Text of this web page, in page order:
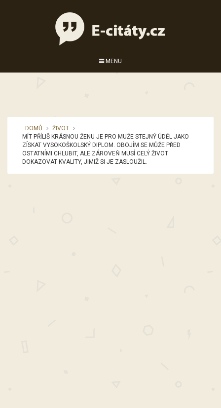
MENU
DOMŮ
ŽIVOT
MÍT PŘÍLIŠ KRÁSNOU ŽENU JE PRO MUŽE STEJNÝ ÚDĚL JAKO
ZÍSKAT VYSOKOŠKOLSKÝ DIPLOM. OBOJÍM SE MŮŽE PŘED
OSTATNÍMI CHLUBIT, ALE ZÁROVEŇ MUSÍ CELÝ ŽIVOT
DOKAZOVAT KVALITY, JIMIŽ SI JE ZASLOUŽIL.